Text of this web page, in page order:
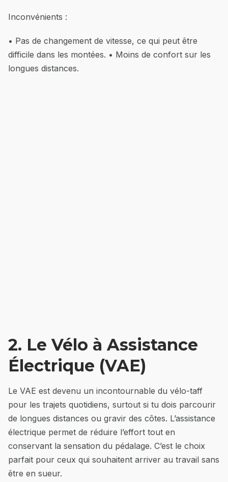
Inconvénients :
• Pas de changement de vitesse, ce qui peut être
difficile dans les montées. • Moins de confort sur les
longues distances.
2. Le Vélo à Assistance
Électrique (VAE)
Le VAE est devenu un incontournable du vélo-taff
pour les trajets quotidiens, surtout si tu dois parcourir
de longues distances ou gravir des côtes. L’assistance
électrique permet de réduire l’effort tout en
conservant la sensation du pédalage. C’est le choix
parfait pour ceux qui souhaitent arriver au travail sans
être en sueur.